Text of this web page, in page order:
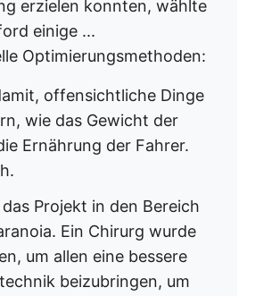
erzielen konnten, wählte
einige ...
Optimierungsmethoden:
offensichtliche Dinge
wie das Gewicht der
Ernährung der Fahrer.
Projekt in den Bereich
Ein Chirurg wurde
um allen eine bessere
beizubringen, um